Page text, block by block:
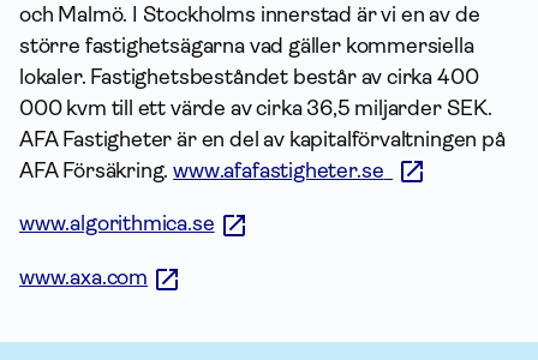
och Malmö. I Stockholms innerstad är vi en av de
större fastighetsägarna vad gäller kommersiella
lokaler. Fastighetsbeståndet består av cirka 400
000 kvm till ett värde av cirka 36,5 miljarder SEK.
AFA Fastigheter är en del av kapitalförvaltningen på
AFA Försäkring.www.afafastigheter.se
www.algorithmica.se
www.axa.com